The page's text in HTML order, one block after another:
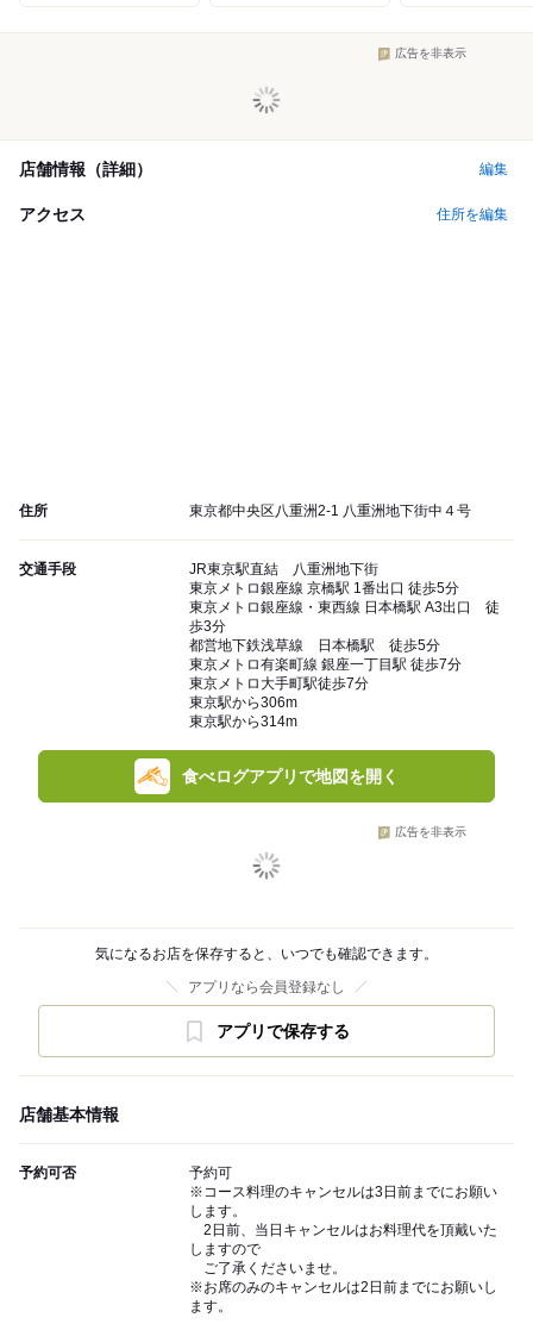
広告を非表示
店舗情報（詳細） 編集
アクセス 住所を編集
住所 東京都中央区八重洲2-1 八重洲地下街中４号
交通手段
JR東京駅直結 八重洲地下街
東京メトロ銀座線 京橋駅 1番出口 徒歩5分
東京メトロ銀座線・東西線 日本橋駅 A3出口 徒
歩3分
都営地下鉄浅草線 日本橋駅 徒歩5分
東京メトロ有楽町線 銀座一丁目駅 徒歩7分
東京メトロ大手町駅徒歩7分
東京駅から306m
東京駅から314m
食べログアプリで地図を開く
広告を非表示
気になるお店を保存すると、いつでも確認できます。
アプリなら会員登録なし
アプリで保存する
店舗基本情報
予約可否
予約可
※コース料理のキャンセルは3日前までにお願い
します。
2日前、当日キャンセルはお料理代を頂戴いた
しますので
ご了承くださいませ。
※お席のみのキャンセルは2日前までにお願いし
ます。